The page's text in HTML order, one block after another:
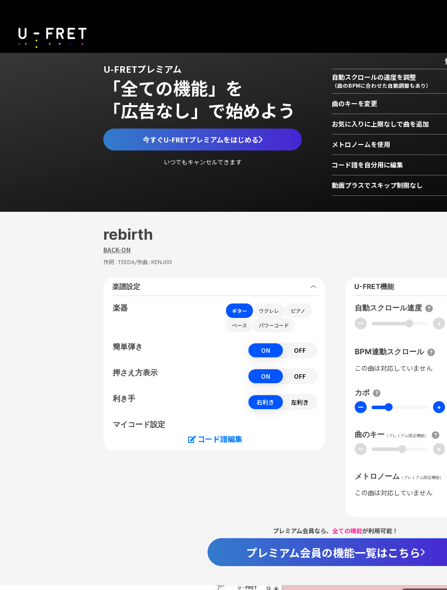
U-FRETプレミアム
「全ての機能」を
「広告なし」で始めよう
今すぐU-FRETプレミアムをはじめる
いつでもキャンセルできます
自動スクロールの速度を調整
（曲のBPMに合わせた自動調整もあり）
曲のキーを変更
お気に入りに上限なしで曲を追加
メトロノームを使用
コード譜を自分用に編集
動画プラスでスキップ制限なし
rebirth
BACK-ON
作詞 :TEEDA/作曲 : KENJI03
楽譜設定
楽器 ギター ウクレレ
ピアノ
ベース
パワーコード
簡単弾き ON OFF
押さえ方表示 ON OFF
利き手 右利き 左利き
マイコード設定
コード譜編集
U-FRET機能
自動スクロール速度
ー +
BPM連動スクロール
この曲は対応していません
カポ
ー +
曲のキー （プレミアム限定機能）
ー +
メトロノーム （プレミアム限定機能）
この曲は対応していません
プレミアム会員なら、 全ての機能が利用可能！
プレミアム会員の機能一覧はこちら